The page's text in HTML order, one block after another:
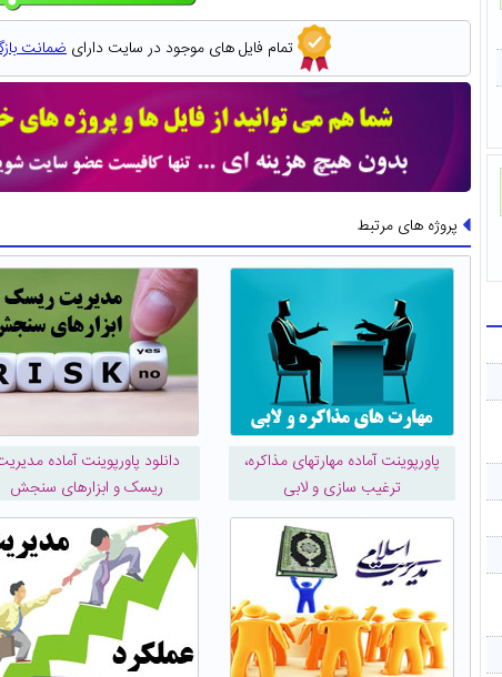
تمام فایل های موجود در سایت دارای ضمانت
پروژه های مرتبط
پاورپوینت آماده مهارتهای مذاکره،
ترغیب سازی و لابی
دانلود پاورپوینت آماده
ریسک و ابزارهای سنجش